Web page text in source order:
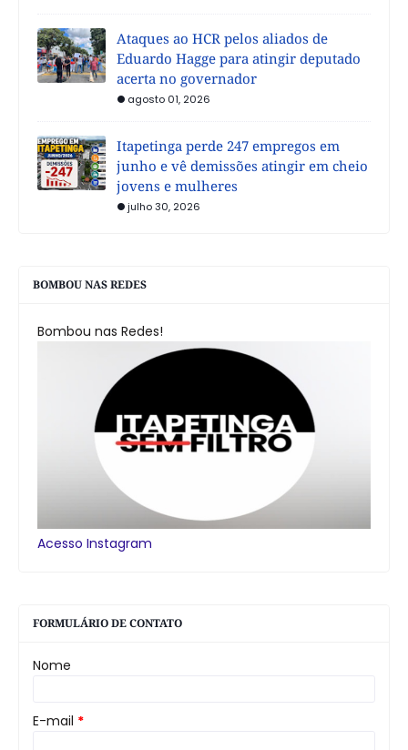
Ataques ao HCR pelos aliados de
Eduardo Hagge para atingir deputado
acerta no governador
agosto 01, 2026
Itapetinga perde 247 empregos em
junho e vê demissões atingir em cheio
jovens e mulheres
julho 30, 2026
BOMBOU NAS REDES
Bombou nas Redes!
Acesso Instagram
FORMULÁRIO DE CONTATO
Nome
E-mail *